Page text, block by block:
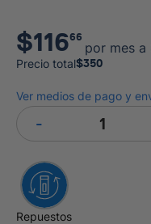
$11666
por mes a
Precio total$350
Ver medios de pago y
-
Repuestos